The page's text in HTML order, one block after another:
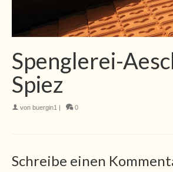
Spenglerei-
Spiez
von buergin1 | 0
Schreibe einen